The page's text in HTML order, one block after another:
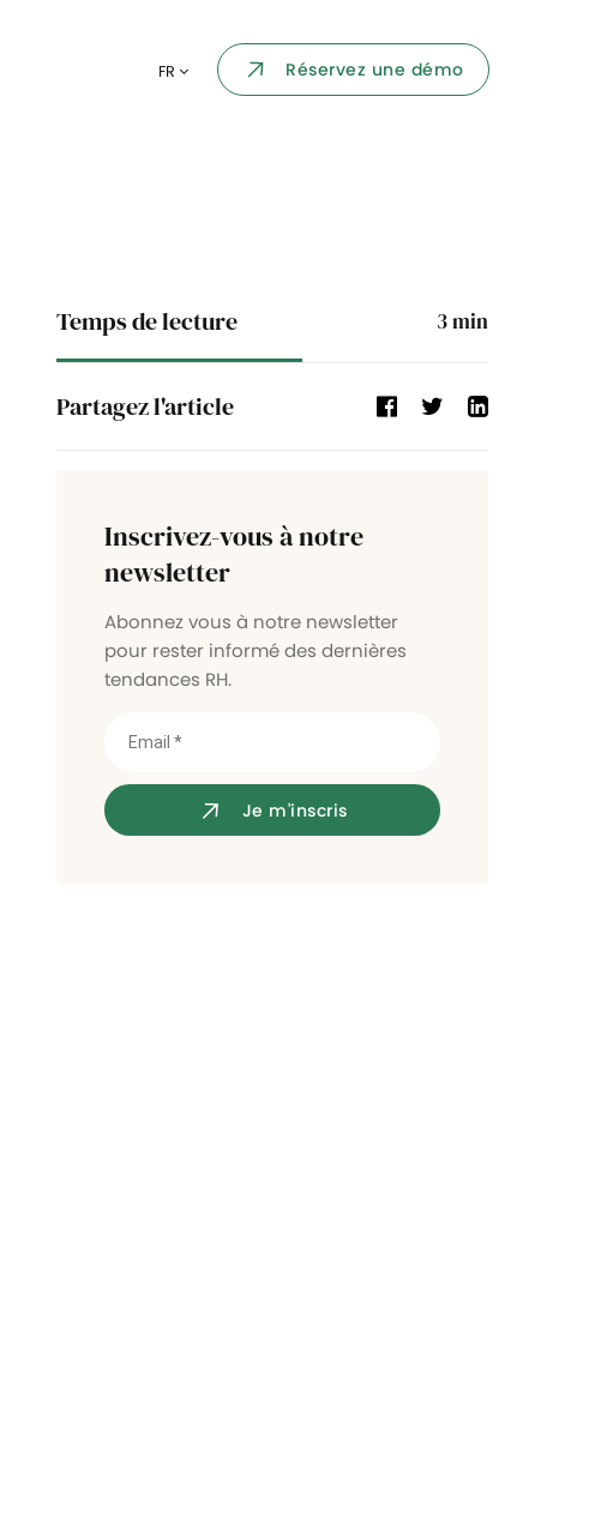
FR Réservez une démo
Temps de lecture 3min
Partagez l'article
Inscrivez-vous à notre
newsletter
Abonnez vous à notre newsletter
pour rester informé des dernières
tendances RH.
Je m'inscris
Événement d'entreprise
Annuaire d'entreprise